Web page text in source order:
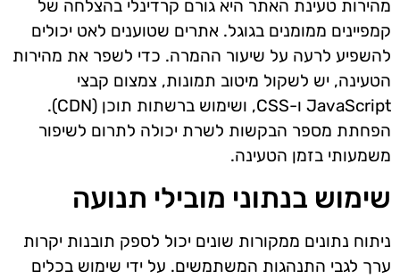
מהירות טעינת האתר היא גורם קרדינלי בהצלחה של
קמפיינים ממומנים בגוגל. אתרים שטוענים לאט יכולים
להשפיע לרעה על שיעור ההמרה. כדי לשפר את מהירות
הטעינה, יש לשקול מיטוב תמונות, צמצום קבצי
JavaScript ו-CSS, ושימוש ברשתות תוכן (CDN).
הפחתת מספר הבקשות לשרת יכולה לתרום לשיפור
משמעותי בזמן הטעינה.
שימוש בנתוני מובילי תנועה
ניתוח נתונים ממקורות שונים יכול לספק תובנות יקרות
ערך לגבי התנהגות המשתמשים. על ידי שימוש בכלים